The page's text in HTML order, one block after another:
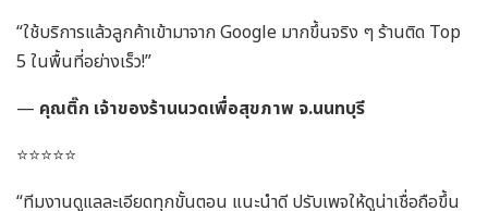
“ใช้บริการแล้วลูกค้าเข้ามาจาก Google มากขึ้นจริง ๆ ร้านติด Top
5 ในพื้นที่อย่างเร็ว!”
— คุณติ๊ก เจ้าของร้านนวดเพื่อสุขภาพ จ.นนทบุรี
⭐️⭐️⭐️⭐️⭐️
“ทีมงานดูแลละเอียดทุกขั้นตอน แนะนำดี ปรับเพจให้ดูน่าเชื่อถือขึ้น